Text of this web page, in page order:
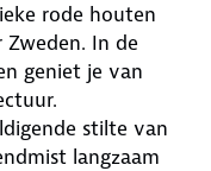
rode houten
In de
geniet je van
stilte van
langzaam